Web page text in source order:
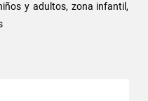
y adultos, zona infantil,